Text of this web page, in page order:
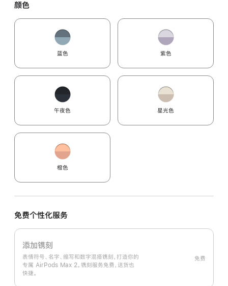
颜色
蓝色 紫色
午夜色 星光色
橙色
免费个性化服务
添加镌刻
表情符号、名字、缩写和数字混搭镌刻，打造你的
专属 AirPods Max 2。镌刻服务免费，送货也
快捷。
免费